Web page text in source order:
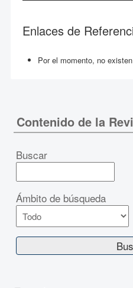
Enlaces de
Por el momento, no
Contenido de la
Buscar
Ámbito de búsqueda